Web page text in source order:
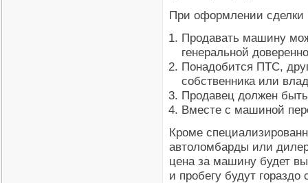
При оформлении сделки
Продавать машину
генеральной
Понадобится ПТС,
собственника или
Продавец должен
Вместе с машиной
Кроме
автоломбарды или
цена за машину будет
и пробегу будут гораздо